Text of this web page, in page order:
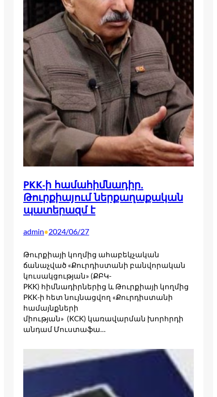
PKK-ի համահիմնադիր.
Թուրքիայում ներքաղաքական
պատերազմ է
admin•2024/06/27
Թուրքիայի կողմից ահաբեկչական
ճանաչված «Քուրդիստանի բանվորական
կուսակցության» (ՔԲԿ-
PKK) հիմնադիրներից և Թուրքիայի կողմից
PKK-ի հետ նույնացվող «Քուրդիստանի
համայնքների
միության» (KCK) կառավարման խորհրդի
անդամ Մուստաֆա…